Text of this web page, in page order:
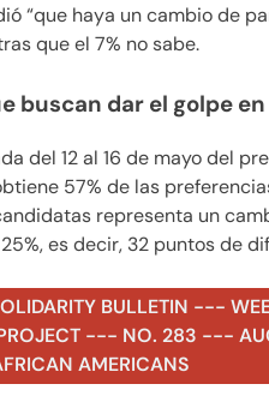
“que haya un cambio de
que el 7% no sabe.
buscan dar el golpe
del 12 al 16 de mayo del
57% de las
representa un
es decir, 32 puntos de
BULLETIN ---
PROJECT --- NO. 283 ---
AMERICANS